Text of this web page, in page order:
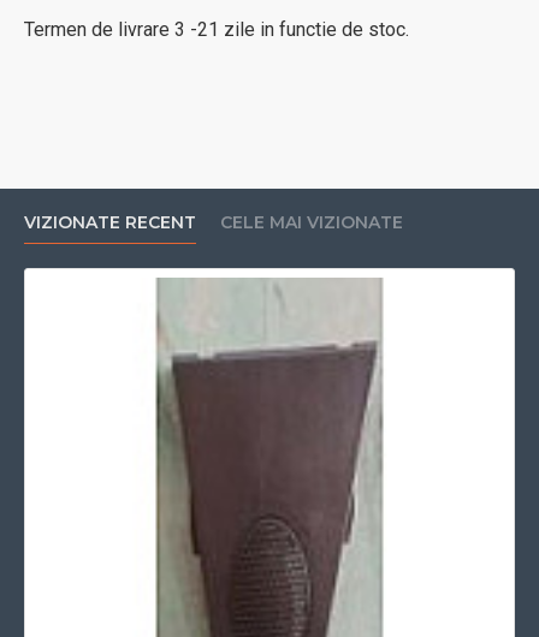
Termen de livrare 3 -21 zile in functie de stoc.
VIZIONATE RECENT CELE MAI VIZIONATE